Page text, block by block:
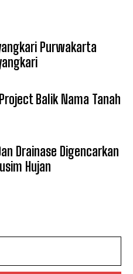
Purwakarta
Balik Nama Tanah
Drainase Digencarkan
Hujan